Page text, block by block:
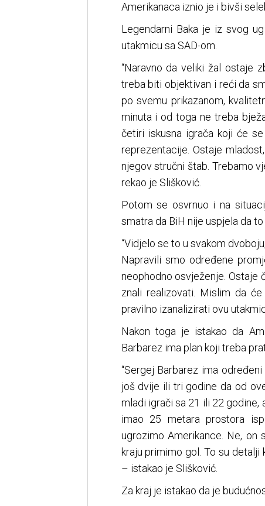
Amerikanaca iznio je i bivši
Legendarni Baka je iz svog
utakmicu sa SAD-om.
“Naravno da veliki žal ostaje
treba biti objektivan i reći da
po svemu prikazanom,
minuta i od toga ne treba
četiri iskusna igrača koji će
reprezentacije. Ostaje
njegov stručni štab. Trebamo
rekao je Slišković.
Potom se osvrnuo i na
smatra da BiH nije uspjela da
“Vidjelo se to u svakom
Napravili smo određene
neophodno osvježenje. Ostaje
znali realizovati. Mislim da
pravilno izanalizirati ovu
Nakon toga je istakao da
Barbarez ima plan koji treba
“Sergej Barbarez ima
još dvije ili tri godine da od
mladi igrači sa 21 ili 22 godine,
imao 25 metara prostora
ugrozimo Amerikance. Ne,
kraju primimo gol. To su
– istakao je Slišković.
Za kraj je istakao da je